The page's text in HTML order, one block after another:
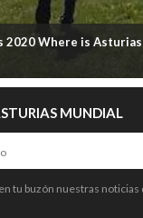
2020 Where is Asturias
MUNDIAL
tu buzón nuestras noticias